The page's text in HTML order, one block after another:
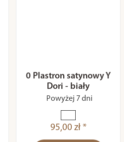
0 Plastron satynowy Y
Dori - biały
Powyżej 7 dni
95,00 zł *